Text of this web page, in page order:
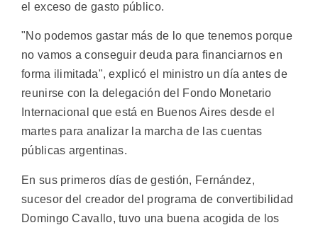
el exceso de gasto público.
"No podemos gastar más de lo que tenemos porque
no vamos a conseguir deuda para financiarnos en
forma ilimitada", explicó el ministro un día antes de
reunirse con la delegación del Fondo Monetario
Internacional que está en Buenos Aires desde el
martes para analizar la marcha de las cuentas
públicas argentinas.
En sus primeros días de gestión, Fernández,
sucesor del creador del programa de convertibilidad
Domingo Cavallo, tuvo una buena acogida de los